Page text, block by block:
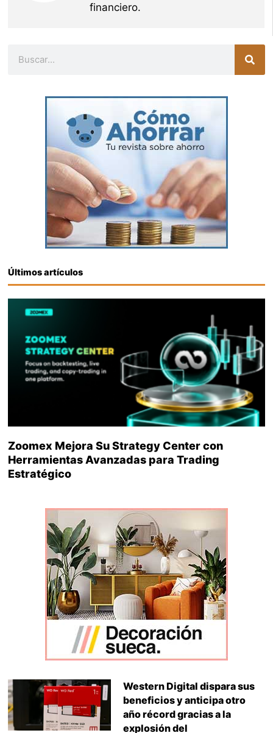
financiero.
Últimos artículos
Zoomex Mejora Su Strategy Center con
Herramientas Avanzadas para Trading
Estratégico
Western Digital dispara sus
beneficios y anticipa otro
año récord gracias a la
explosión del